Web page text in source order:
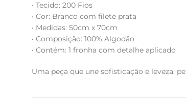
• Tecido: 200 Fios
• Cor: Branco com filete prata
• Medidas: 50cm x 70cm
• Composição: 100% Algodão
• Contém: 1 fronha com detalhe aplicado
Uma peça que une sofisticação e leveza,